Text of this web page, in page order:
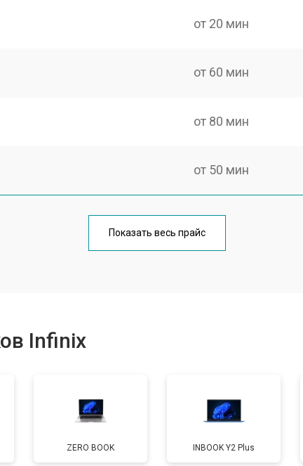
от 20 мин
от 60 мин
от 80 мин
от 50 мин
от 100 мин
от 80 мин
от 60 мин
Показать весь прайс
Infinix
ZERO BOOK INBOOK Y2 Plus